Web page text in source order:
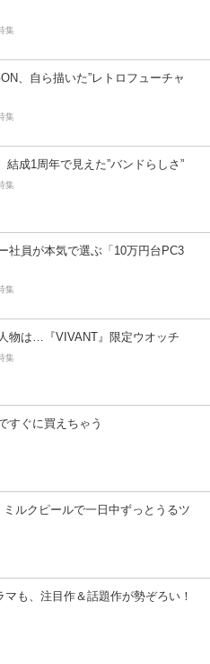
集
、自ら描いた”レトロフューチャ
集
結成1周年で見えた”バンドらしさ”
集
社員が本気で選ぶ「10万円台PC3
集
物は…『VIVANT』限定ウオッチ
集
すぐに買えちゃう
ルクピールで一日中ずっとうるツ
マも、注目作＆話題作が勢ぞろい！